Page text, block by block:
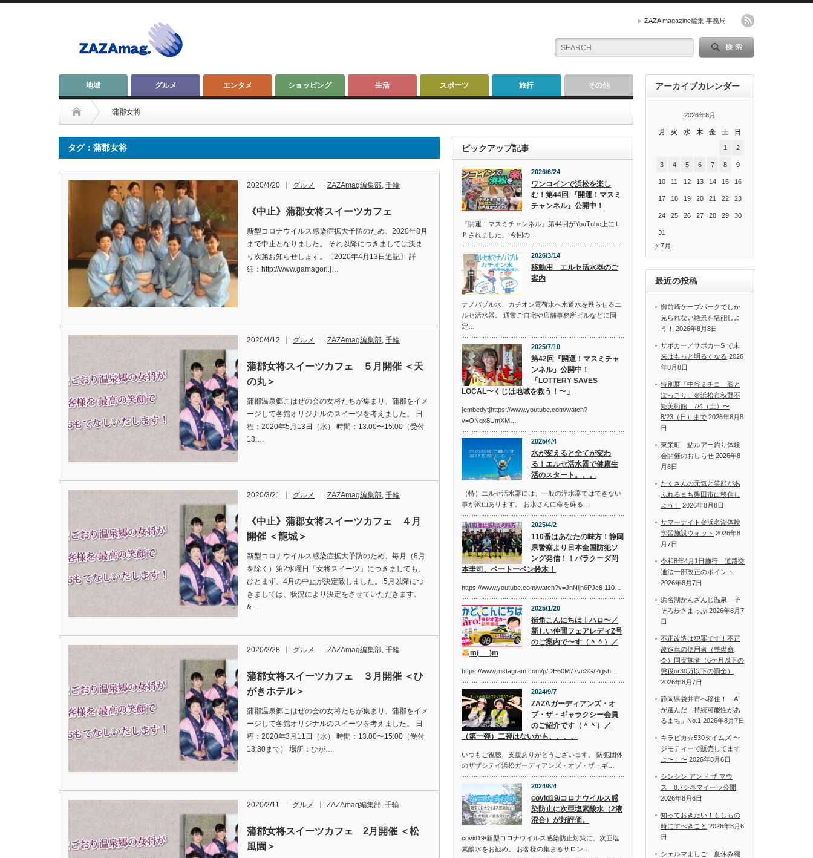
ZAZA magazine編集 事務局
地域 グルメ エンタメ ショッピング 生活 スポーツ 旅行 その他
蒲郡女将
タグ：蒲郡女将
2020/4/20 グルメ ZAZAmag編集部, 千輪
《中止》蒲郡女将スイーツカフェ
新型コロナウイルス感染症拡大予防のため、2020年8月
まで中止となりました。 それ以降につきましては決ま
り次第お知らせします。〔2020年4月13日追記〕 詳
細：http://www.gamagori.j…
2020/4/12 グルメ ZAZAmag編集部, 千輪
蒲郡女将スイーツカフェ ５月開催 ＜天
の丸＞
蒲郡温泉郷こはぜの会の女将たちが集まり、蒲郡をイメ
ージして各館オリジナルのスイーツを考えました。 日
程：2020年5月13日（水） 時間：13:00〜15:00（受付
13:…
2020/3/21 グルメ ZAZAmag編集部, 千輪
《中止》蒲郡女将スイーツカフェ ４月
開催 ＜龍城＞
新型コロナウイルス感染症拡大予防のため、毎月（8月
を除く）第2水曜日「女将スイーツ」につきましても、
ひとまず、4月の中止が決定致しました。 5月以降につ
きましては、状況により決定をさせていただきます。
&…
2020/2/28 グルメ ZAZAmag編集部, 千輪
蒲郡女将スイーツカフェ ３月開催 ＜ひ
がきホテル＞
蒲郡温泉郷こはぜの会の女将たちが集まり、蒲郡をイメ
ージして各館オリジナルのスイーツを考えました。 日
程：2020年3月11日（水） 時間：13:00〜15:00（受付
13:30まで） 場所：ひが…
2020/2/11 グルメ ZAZAmag編集部, 千輪
蒲郡女将スイーツカフェ 2月開催 ＜松
風園＞
ピックアップ記事
2026/6/24
ワンコインで浜松を楽し
む！第44回 『開運！マスミ
チャンネル』公開中！
『開運！マスミチャンネル』第44回がYouTube上にＵ
Ｐされました。 今回の…
2026/3/14
移動用 エルセ活水器のご
案内
ナノバブル水、カチオン電荷水へ水道水を甦らせるエ
ルセ活水器。 通常ご自宅や店舗事務所ビルなどに固
定…
2025/7/10
第42回『開運！マスミチャ
ンネル』公開中！
「LOTTERY SAVES
LOCAL〜くじは地域を救う！〜」
[embedyt]https://www.youtube.com/watch?
v=ONgx8UmXM…
2025/4/4
水が変えると全てが変わ
る！エルセ活水器で健康生
活のスタート。。。
（特）エルセ活水器には、一般の浄水器ではできない
事が沢山あります。 お水さんに命を蘇る…
2025/4/2
110番はあなたの味方！静岡
県警察より日本全国防犯ソ
ング発信！！バラクーダ岡
本圭司、ベートーベン鈴木！
https://www.youtube.com/watch?v=JnNljn6PJc8 110…
2025/1/20
街角こんにちは！ハロ〜／
新しい仲間フェアレディZ号
のご案内で〜す（＾＾）／
m(_ _)m
https://www.instagram.com/p/DE60M77vc3G/?igsh…
2024/9/7
ZAZAガーディアンズ・オ
ブ・ザ・ギャラクシー会員
のご紹介です（＾＾）／
（第一弾）二弾はないかも、、、、
いつもご視聴、支援ありがとうございます。 防犯団体
のザザシテイ浜松ガーディアンズ・オブ・ザ・ギ…
2024/8/4
covid19/コロナウイルス感
染防止に次亜塩素酸水（2液
混合）が好評価。
covid19/新型コロナウイルス感染防止対策に、次亜塩
素酸水をお勧め。 お客様の集まるサロン…
アーカイブカレンダー
2026年8月
月 火 水 木 金 土 日
1 2
3 4 5 6 7 8 9
10 11 12 13 14 15 16
17 18 19 20 21 22 23
24 25 26 27 28 29 30
31
« 7月
最近の投稿
御前崎ケープパークでしか
見られない絶景を堪能しよ
う！
2026年8月8日
サポカー／サポカーS で未
来はもっと明るくなる 2026
年8月8日
特別展「中谷ミチコ 影と
ぽっこり」＠浜松市秋野不
矩美術館 7/4（土）〜
8/23（日）まで 2026年8月8
日
東栄町 鮎ルアー釣り体験
会開催のおしらせ 2026年8
月8日
たくさんの元気と笑顔があ
ふれるまち磐田市に移住し
よう！
2026年8月8日
サマーナイト＠浜名湖体験
学習施設ウォット 2026年8
月7日
令和8年4月1日施行 道路交
通法一部改正のポイント
2026年8月7日
浜名湖かんざんじ温泉 そ
ぞろ歩きまっぷ 2026年8月7
日
不正改造は犯罪です！不正
改造車の使用者（整備命
令）同実施者（6ケ月以下の
懲役or30万以下の罰金）
2026年8月7日
静岡県袋井市へ移住！ AI
が選んだ「持続可能性があ
るまち」No.1 2026年8月7日
キラピカ☆530タイムズ 〜
ジモティーで販売してます
よ〜！〜 2026年8月6日
シンシン アンド ザ マウ
ス 8.7シネマイーラ公開
2026年8月6日
知っておきたい！もしもの
時にすべきこと 2026年8月6
日
シェルマよしご 夏休み縄